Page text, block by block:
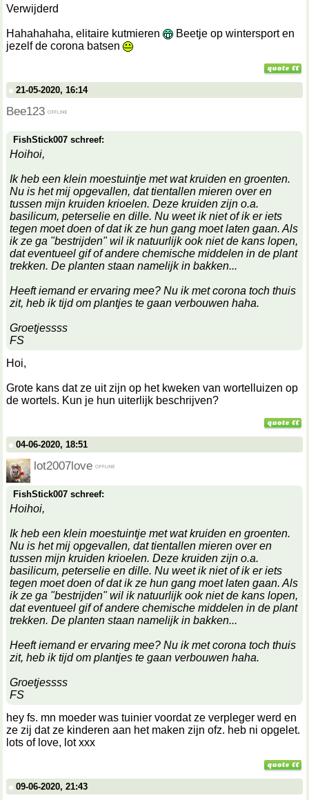
Verwijderd
Hahahahaha, elitaire kutmieren
Beetje op wintersport en
jezelf de corona batsen
21-05-2020, 16:14
Bee123
FishStick007 schreef:
Hoihoi,
Ik heb een klein moestuintje met wat kruiden en groenten.
Nu is het mij opgevallen, dat tientallen mieren over en
tussen mijn kruiden krioelen. Deze kruiden zijn o.a.
basilicum, peterselie en dille. Nu weet ik niet of ik er iets
tegen moet doen of dat ik ze hun gang moet laten gaan. Als
ik ze ga "bestrijden" wil ik natuurlijk ook niet de kans lopen,
dat eventueel gif of andere chemische middelen in de plant
trekken. De planten staan namelijk in bakken...
Heeft iemand er ervaring mee? Nu ik met corona toch thuis
zit, heb ik tijd om plantjes te gaan verbouwen haha.
Groetjessss
FS
Hoi,
Grote kans dat ze uit zijn op het kweken van wortelluizen op
de wortels. Kun je hun uiterlijk beschrijven?
04-06-2020, 18:51
lot2007love
FishStick007 schreef:
Hoihoi,
Ik heb een klein moestuintje met wat kruiden en groenten.
Nu is het mij opgevallen, dat tientallen mieren over en
tussen mijn kruiden krioelen. Deze kruiden zijn o.a.
basilicum, peterselie en dille. Nu weet ik niet of ik er iets
tegen moet doen of dat ik ze hun gang moet laten gaan. Als
ik ze ga "bestrijden" wil ik natuurlijk ook niet de kans lopen,
dat eventueel gif of andere chemische middelen in de plant
trekken. De planten staan namelijk in bakken...
Heeft iemand er ervaring mee? Nu ik met corona toch thuis
zit, heb ik tijd om plantjes te gaan verbouwen haha.
Groetjessss
FS
hey fs. mn moeder was tuinier voordat ze verpleger werd en
ze zij dat ze kinderen aan het maken zijn ofz. heb ni opgelet.
lots of love, lot xxx
09-06-2020, 21:43